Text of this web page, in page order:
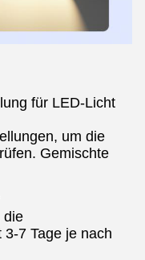
für LED-Licht
um die
Gemischte
die
7 Tage je nach